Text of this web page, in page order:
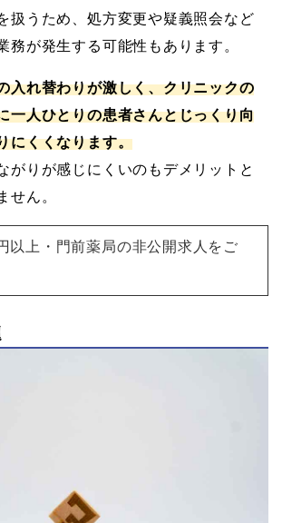
扱うため、処方変更や疑義照会など
務が発生する可能性もあります。
入れ替わりが激しく、クリニックの
一人ひとりの患者さんとじっくり向
にくくなります。
がりが感じにくいのもデメリットと
せん。
以上・門前薬局の非公開求人をご